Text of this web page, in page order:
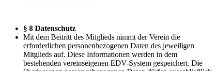
§ 8 Datenschutz
Mit dem Beitritt des Mitglieds nimmt der Verein die
erforderlichen personenbezogenen Daten des jeweiligen
Mitglieds auf. Diese Informationen werden in dem
bestehenden vereinseigenen EDV-System gespeichert. Die